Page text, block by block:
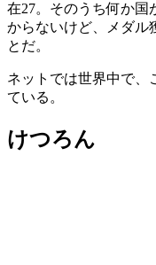
在27。そのうち何か国
からないけど、メダル
とだ。
ネットでは世界中で、
ている。
けつろん